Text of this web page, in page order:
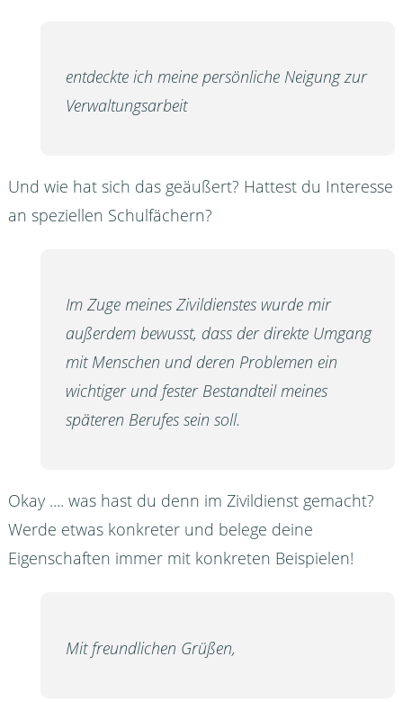
entdeckte ich meine persönliche Neigung zur
Verwaltungsarbeit
Und wie hat sich das geäußert? Hattest du Interesse
an speziellen Schulfächern?
Im Zuge meines Zivildienstes wurde mir
außerdem bewusst, dass der direkte Umgang
mit Menschen und deren Problemen ein
wichtiger und fester Bestandteil meines
späteren Berufes sein soll.
Okay .... was hast du denn im Zivildienst gemacht?
Werde etwas konkreter und belege deine
Eigenschaften immer mit konkreten Beispielen!
Mit freundlichen Grüßen,